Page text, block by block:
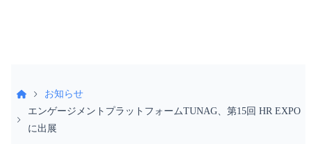
お知らせ
エンゲージメントプラットフォームTUNAG、第15回 HR EXPO
に出展